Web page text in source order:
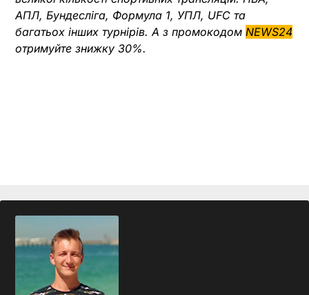
АПЛ, Бундесліга, Формула 1, УПЛ, UFC та
багатьох інших турнірів. А з промокодом NEWS24
отримуйте знижку 30%.